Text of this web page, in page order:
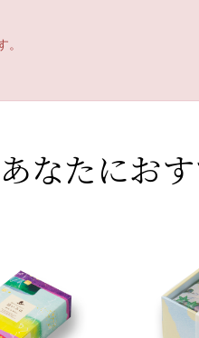
あなたにお